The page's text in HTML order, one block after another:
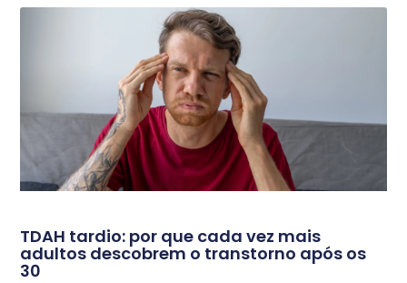
TDAH tardio: por que cada vez mais
adultos descobrem o transtorno após os
30